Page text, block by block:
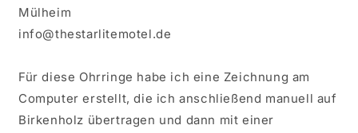
Mülheim
info@thestarlitemotel.de
Für diese Ohrringe habe ich eine Zeichnung am
Computer erstellt, die ich anschließend manuell auf
Birkenholz übertragen und dann mit einer